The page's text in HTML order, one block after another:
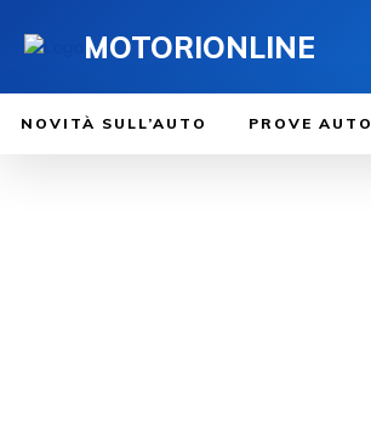
MOTORIONLINE
NOVITÀ SULL’AUTO PROVE AUTO